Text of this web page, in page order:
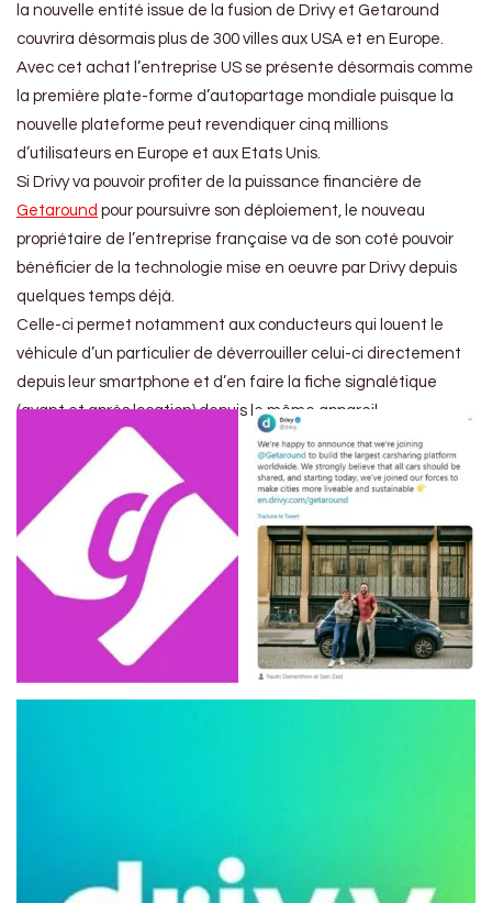
la nouvelle entité issue de la fusion de Drivy et Getaround
couvrira désormais plus de 300 villes aux USA et en Europe.
Avec cet achat l’entreprise US se présente désormais comme
la première plate-forme d’autopartage mondiale puisque la
nouvelle plateforme peut revendiquer cinq millions
d’utilisateurs en Europe et aux Etats Unis.
Si Drivy va pouvoir profiter de la puissance financière de
Getaround pour poursuivre son déploiement, le nouveau
propriétaire de l’entreprise française va de son coté pouvoir
bénéficier de la technologie mise en oeuvre par Drivy depuis
quelques temps déjà.
Celle-ci permet notamment aux conducteurs qui louent le
véhicule d’un particulier de déverrouiller celui-ci directement
depuis leur smartphone et d’en faire la fiche signalétique
(avant et après location) depuis le même appareil.